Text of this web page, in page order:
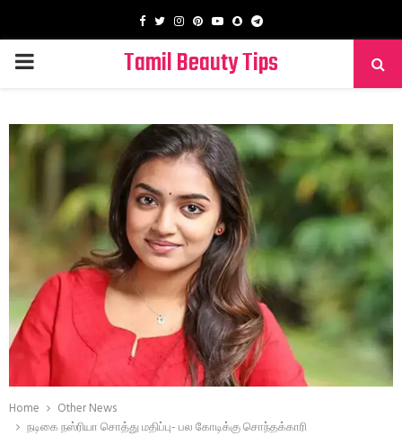
Facebook
TwitterInstagram
PinterestYoutube
SnapchatTelegram
PRIMARY
Tamil Beauty Tips
Home
Other News
நடிகை நஸ்ரியா சொத்து மதிப்பு- பல கோடிக்கு சொந்தக்காரி